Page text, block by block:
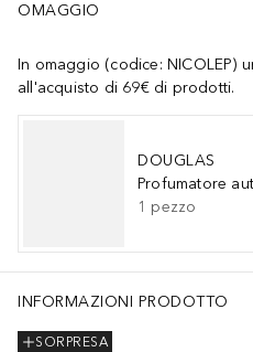
OMAGGIO
In omaggio (codice: NICOLEP)
all'acquisto di 69€ di prodotti.
DOUGLAS
Profumatore
1 pezzo
INFORMAZIONI PRODOTTO
SORPRESA